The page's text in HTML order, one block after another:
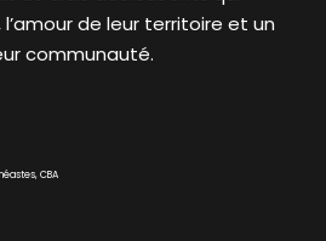
de leur territoire et un
communauté.
CBA